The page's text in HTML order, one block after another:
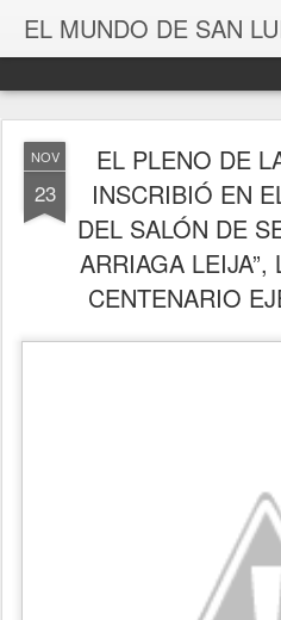
EL MUNDO DE SAN
NOV
23
EL PLENO DE
INSCRIBIÓ EN
DEL SALÓN DE
ARRIAGA LEIJA”,
CENTENARIO